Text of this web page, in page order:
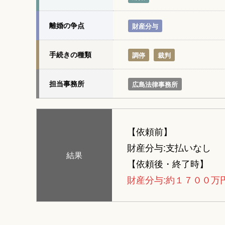
離婚の争点 財産分与
手続きの種類 調停 裁判
担当事務所 広島法律事務所
結果
【依頼前】
財産分与:支払いなし
【依頼後・終了時】
財産分与:約１７００万